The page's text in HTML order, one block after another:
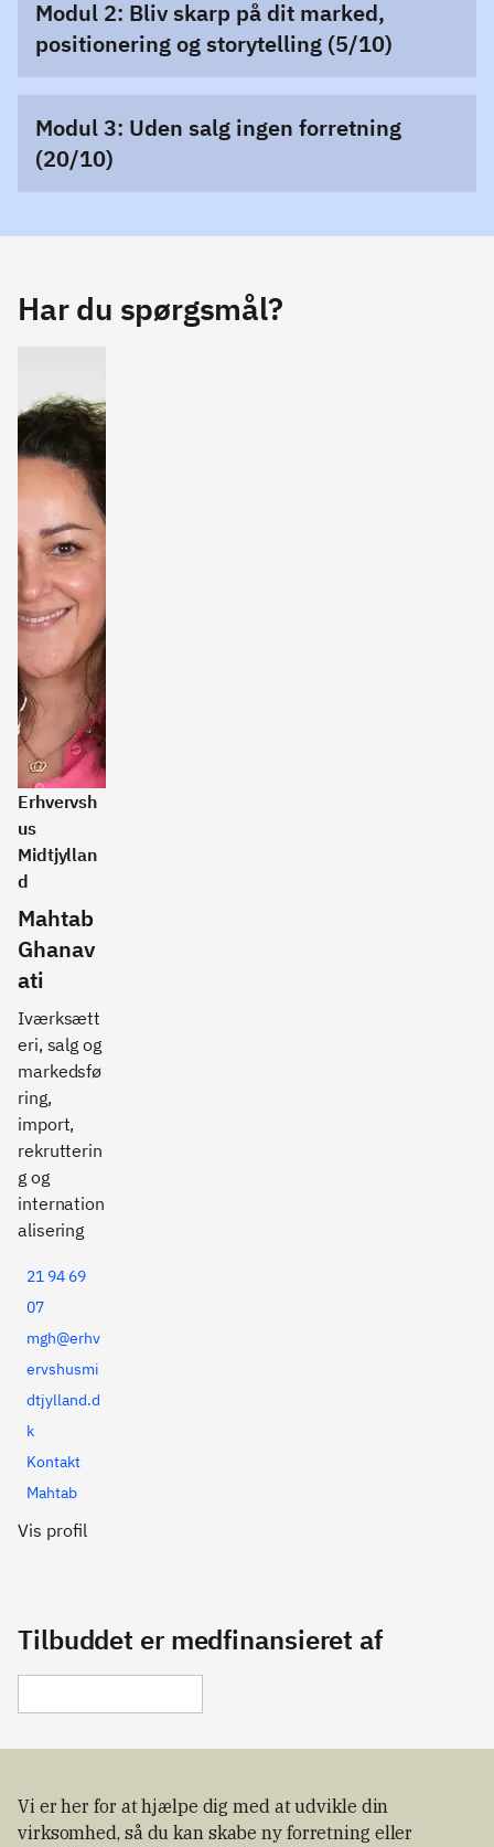
Modul 2: Bliv skarp på dit marked,
positionering og storytelling (5/10)
Modul 3: Uden salg ingen forretning
(20/10)
Har du spørgsmål?
Erhvervsh
us
Midtjyllan
d
Mahtab
Ghanav
ati
Iværksætt
eri, salg og
markedsfø
ring,
import,
rekrutterin
g og
internation
alisering
21 94 69
07
mgh@erhv
ervshusmi
dtjylland.d
k
Kontakt
Mahtab
Vis profil
Tilbuddet er medfinansieret af
Vi er her for at hjælpe dig med at udvikle din
virksomhed, så du kan skabe ny forretning eller